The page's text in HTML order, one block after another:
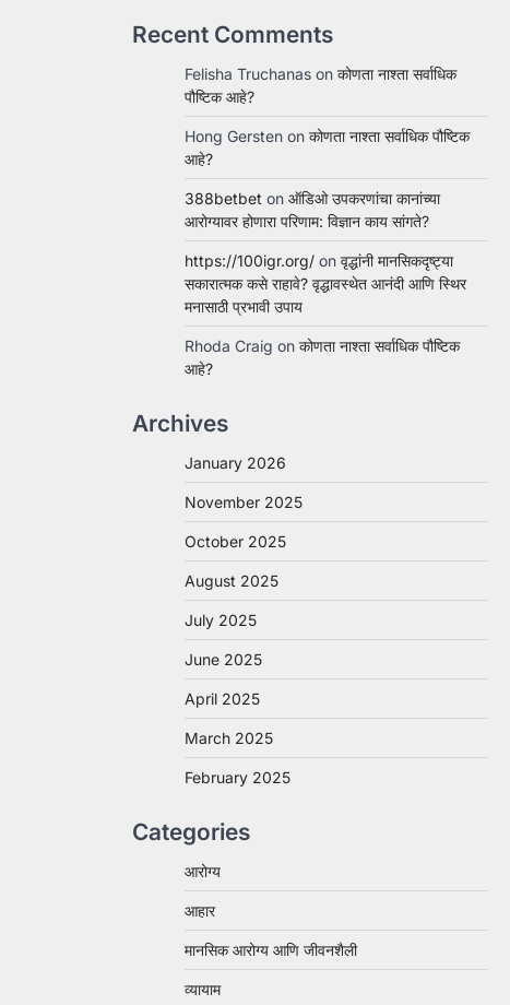
Recent Comments
Felisha Truchanas on कोणता नाश्ता सर्वाधिक
पौष्टिक आहे?
Hong Gersten on कोणता नाश्ता सर्वाधिक पौष्टिक
आहे?
388betbet on ऑडिओ उपकरणांचा कानांच्या
आरोग्यावर होणारा परिणाम: विज्ञान काय सांगते?
https://100igr.org/ on वृद्धांनी मानसिकदृष्ट्या
सकारात्मक कसे राहावे? वृद्धावस्थेत आनंदी आणि स्थिर
मनासाठी प्रभावी उपाय
Rhoda Craig on कोणता नाश्ता सर्वाधिक पौष्टिक
आहे?
Archives
January 2026
November 2025
October 2025
August 2025
July 2025
June 2025
April 2025
March 2025
February 2025
Categories
आरोग्य
आहार
मानसिक आरोग्य आणि जीवनशैली
व्यायाम